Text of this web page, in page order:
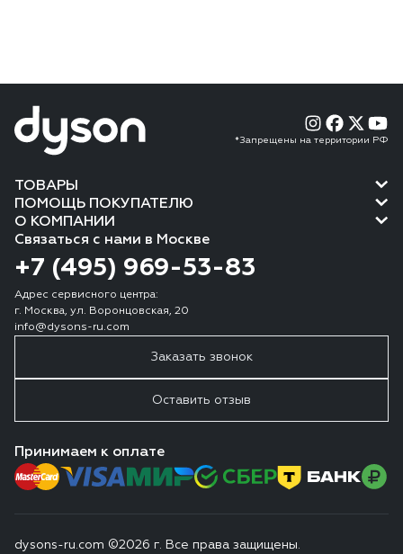
*Запрещены на территории РФ
ТОВАРЫ
ПОМОЩЬ ПОКУПАТЕЛЮ
О КОМПАНИИ
Связаться с нами в Москве
+7 (495) 969-53-83
Адрес сервисного центра:
г. Москва, ул. Воронцовская, 20
info@dysons-ru.com
Заказать звонок
Оставить отзыв
Принимаем к оплате
dysons-ru.com ©2026 г. Все права защищены.